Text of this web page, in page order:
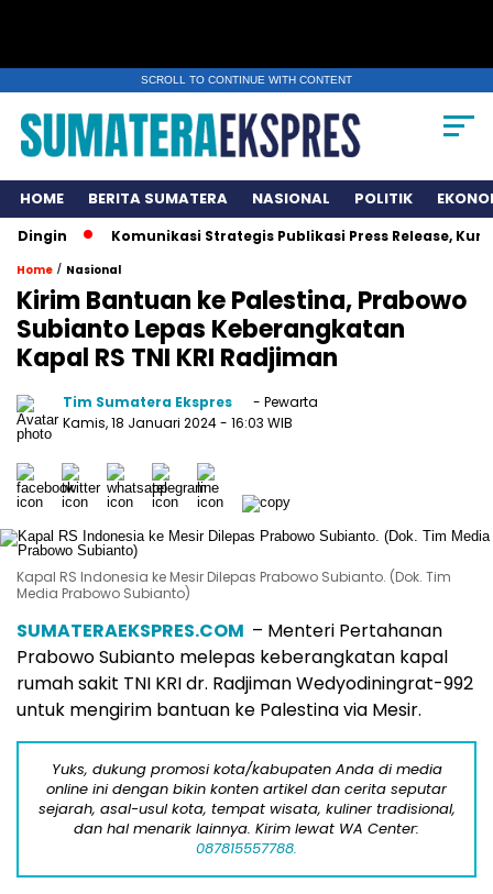
SCROLL TO CONTINUE WITH CONTENT
HOME BERITA SUMATERA NASIONAL POLITIK
Komunikasi Strategis Publikasi Press Release, Kunci
Home / Nasional
Kirim Bantuan ke Palestina, Prabowo
Subianto Lepas Keberangkatan
Kapal RS TNI KRI Radjiman
Tim Sumatera Ekspres
- Pewarta
Kamis, 18 Januari 2024- 16:03 WIB
Kapal RS Indonesia ke Mesir Dilepas Prabowo Subianto. (Dok. Tim
Media Prabowo Subianto)
SUMATERAEKSPRES.COM – Menteri Pertahanan
Prabowo Subianto melepas keberangkatan kapal
rumah sakit TNI KRI dr. Radjiman Wedyodiningrat-992
untuk mengirim bantuan ke Palestina via Mesir.
Yuks, dukung promosi kota/kabupaten Anda di media
online ini dengan bikin konten artikel dan cerita seputar
sejarah, asal-usul kota, tempat wisata, kuliner tradisional,
dan hal menarik lainnya. Kirim lewat WA Center:
087815557788.